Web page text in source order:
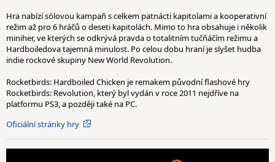
Hra nabízí sólovou kampaň s celkem patnácti kapitolami a kooperativní
režim až pro 6 hráčů o deseti kapitolách. Mimo to hra obsahuje i několik
miniher, ve kterých se odkrývá pravda o totalitním tučňáčím režimu a
Hardboiledova tajemná minulost. Po celou dobu hraní je slyšet hudba
indie rockové skupiny New World Revolution.
Rocketbirds: Hardboiled Chicken je remakem původní flashové hry
Rocketbirds: Revolution, který byl vydán v roce 2011 nejdříve na
platformu PS3, a později také na PC.
Oficiální stránky hry